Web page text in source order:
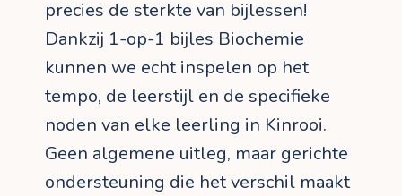
precies de sterkte van bijlessen!
Dankzij 1-op-1 bijles Biochemie
kunnen we echt inspelen op het
tempo, de leerstijl en de specifieke
noden van elke leerling in Kinrooi.
Geen algemene uitleg, maar gerichte
ondersteuning die het verschil maakt